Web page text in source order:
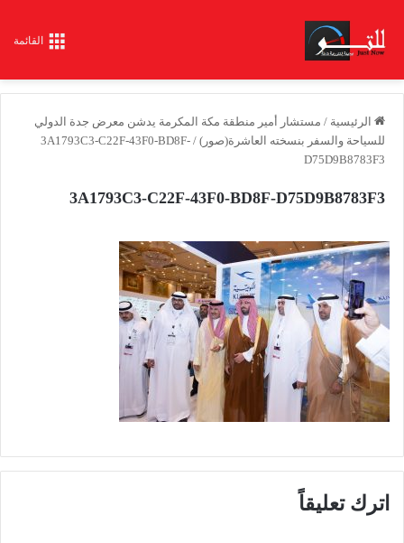
القائمة
الرئيسية / مستشار أمير منطقة مكة المكرمة يدشن معرض جدة الدولي
للسياحة والسفر بنسخته العاشرة(صور) /
3A1793C3-C22F-43F0-BD8F-
D75D9B8783F3
3A1793C3-C22F-43F0-BD8F-D75D9B8783F3
اترك تعليقاً